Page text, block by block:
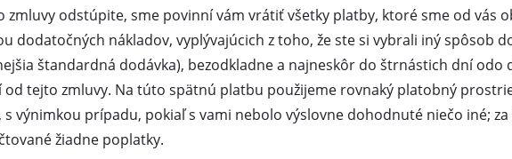
Odvlhčovače vzduchu
zmluvy odstúpite, sme povinní vám vrátiť všetky platby, ktoré sme od vás
dodatočných nákladov, vyplývajúcich z toho, že ste si vybrali iný spôsob
štandardná dodávka), bezodkladne a najneskôr do štrnástich dní odo
od tejto zmluvy. Na túto spätnú platbu použijeme rovnaký platobný
s výnimkou prípadu, pokiaľ s vami nebolo výslovne dohodnuté niečo iné;
žiadne poplatky.